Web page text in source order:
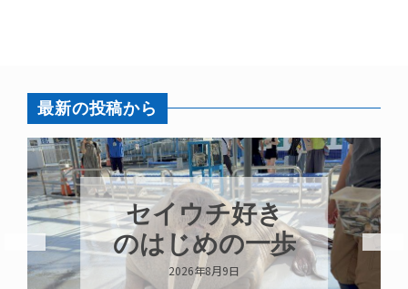
最新の投稿から
８月はカガミモ
チウニ推し
2026年8月8日